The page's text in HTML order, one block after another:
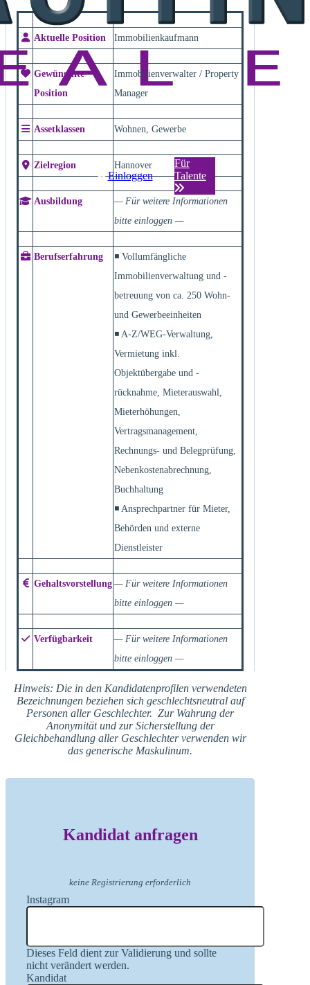
Einloggen
Für
Talente
Aktuelle Position Immobilienkaufmann
Gewünschte
Position
Immobilienverwalter / Property
Manager
Assetklassen Wohnen, Gewerbe
Zielregion Hannover
Ausbildung
— Für weitere Informationen
bitte einloggen —
Berufserfahrung
◾ Vollumfängliche
Immobilienverwaltung und -
betreuung von ca. 250 Wohn-
und Gewerbeeinheiten
◾ A-Z/WEG-Verwaltung,
Vermietung inkl.
Objektübergabe und -
rücknahme, Mieterauswahl,
Mieterhöhungen,
Vertragsmanagement,
Rechnungs- und Belegprüfung,
Nebenkostenabrechnung,
Buchhaltung
◾ Ansprechpartner für Mieter,
Behörden und externe
Dienstleister
Gehaltsvorstellung — Für weitere Informationen
bitte einloggen —
Verfügbarkeit
— Für weitere Informationen
bitte einloggen —
Hinweis: Die in den Kandidatenprofilen verwendeten
Bezeichnungen beziehen sich geschlechtsneutral auf
Personen aller Geschlechter. Zur Wahrung der
Anonymität und zur Sicherstellung der
Gleichbehandlung aller Geschlechter verwenden wir
das generische Maskulinum.
Kandidat anfragen
keine Registrierung erforderlich
Instagram
Dieses Feld dient zur Validierung und sollte
nicht verändert werden.
Kandidat